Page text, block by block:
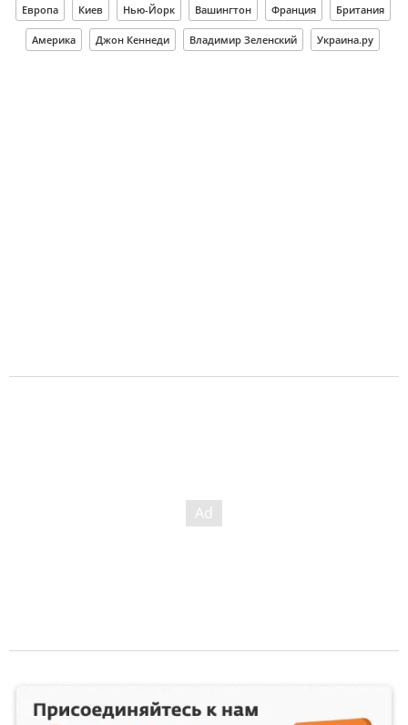
Европа Киев Нью-Йорк Вашингтон Франция Британия
Америка Джон Кеннеди Владимир Зеленский Украина.ру